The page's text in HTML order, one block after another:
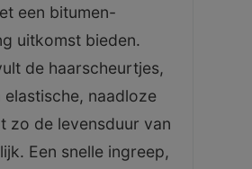
een bitumen-
uitkomst bieden.
de haarscheurtjes,
naadloze
zo de levensduur van
Een snelle ingreep,